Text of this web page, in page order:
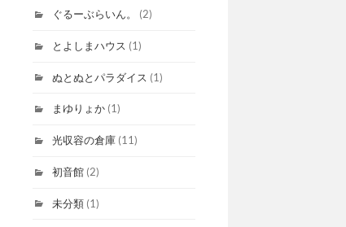
ぐるーぶらいん。 (2)
とよしまハウス (1)
ぬとぬとパラダイス (1)
まゆりょか (1)
光収容の倉庫 (11)
初音館 (2)
未分類 (1)